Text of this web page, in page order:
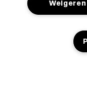
Verzendinformatie
Veelgestelde vragen
Aanbiedingen
Privacy En
Weigeren